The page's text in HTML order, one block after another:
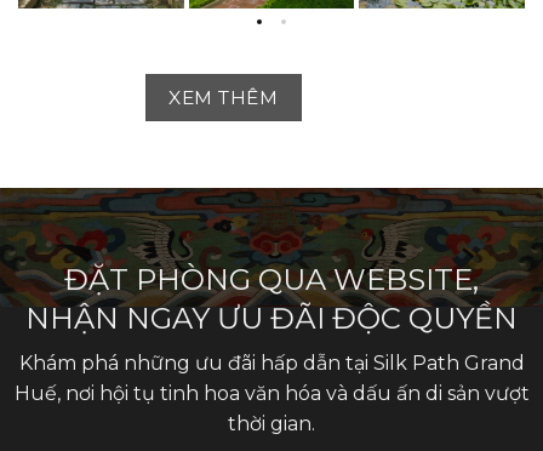
XEM THÊM
ĐẶT PHÒNG QUA WEBSITE,
NHẬN NGAY ƯU ĐÃI ĐỘC QUYỀN
Khám phá những ưu đãi hấp dẫn tại Silk Path Grand
Huế, nơi hội tụ tinh hoa văn hóa và dấu ấn di sản vượt
thời gian.